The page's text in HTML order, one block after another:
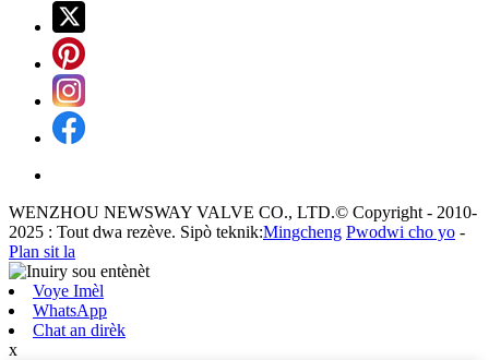
WENZHOU NEWSWAY VALVE CO., LTD.© Copyright - 2010-
2025 : Tout dwa rezève. Sipò teknik:Mingcheng Pwodwi cho yo -
Plan sit la
Voye Imèl
WhatsApp
Chat an dirèk
x